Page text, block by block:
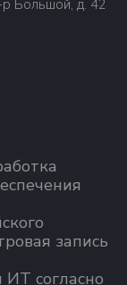
Большой, д. 42
запись
ИТ согласно